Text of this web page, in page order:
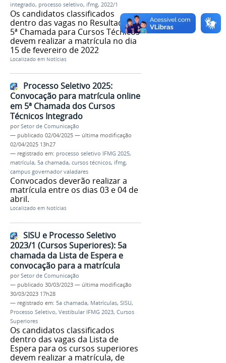
integrado, processo seletivo, ifmg, 2022/1
Os candidatos classificados
dentro das vagas no Resultado da
5ª Chamada para Cursos Técnicos
devem realizar a matrícula no dia
15 de fevereiro de 2022
Localizado em Notícias
Processo Seletivo 2025:
Convocação para matrícula online
em 5ª Chamada dos Cursos
Técnicos Integrado
porSetor de Comunicação
— publicado 02/04/2025 — última modificação
02/04/2025 13h27
— registrado em: processo seletivo IFMG 2025,
matrícula, 5a chamada, cursos técnicos, ifmg,
campus governador valadares
Convocados deverão realizar a
matrícula entre os dias 03 e 04 de
abril.
Localizado em Notícias
SISU e Processo Seletivo
2023/1 (Cursos Superiores): 5a
chamada da Lista de Espera e
convocação para a matrícula
porSetor de Comunicação
— publicado 30/03/2023 — última modificação
30/03/2023 17h28
— registrado em: 5a chamada, Matrículas, SISU,
Processo Seletivo, Vestibular IFMG 2023, Cursos
Superiores
Os candidatos classificados
dentro das vagas da Lista de
Espera para os cursos superiores
devem realizar a matrícula, de